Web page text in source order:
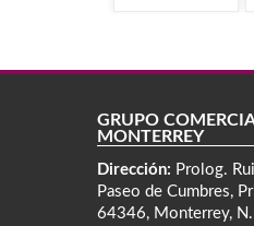
GRUPO
MONTERREY
Dirección: Prolog.
Paseo de Cumbres,
64346, Monterrey,